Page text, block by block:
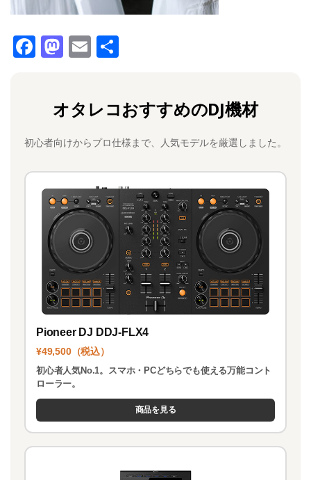
F
b
o
o
k
M
o
d
o
n
E
l
オタレコおすすめのDJ機材
初心者向けからプロ仕様まで、人気モデルを厳選しました。
Pioneer DJ DDJ-FLX4
¥49,500（税込）
初心者人気No.1。スマホ・PCどちらでも使える万能コント
ローラー。
商品を見る